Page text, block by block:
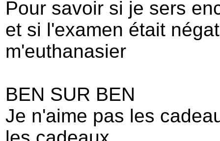
Pour savoir si je sers
et si l'examen était
m'euthanasier
BEN SUR BEN
Je n'aime pas les